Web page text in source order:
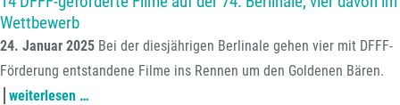
und
höhere
Wettbewerb
24. Januar 2025 Bei der diesjährigen Berlinale gehen vier mit DFFF-
Förderung entstandene Filme ins Rennen um den Goldenen Bären.
weiterlesen …